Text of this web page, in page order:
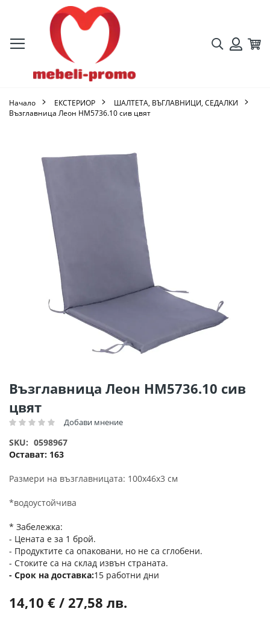
Търсене
Начало ЕКСТЕРИОР
ШАЛТЕТА, ВЪГЛАВНИЦИ, СЕДАЛКИ
Възглавница Леон HM5736.10 сив цвят
Възглавница Леон HM5736.10 сив
цвят
Рейтинг: Добави мнение
Остават: 163
SKU 0598967
Размери на възглавницата: 100х46х3 см
*водоустойчива
* Забележка:
- Цената е за 1 брой.
- Продуктите са опаковани, но не са сглобени.
- Стоките са на склад извън страната.
Срок на доставка 15 работни дни
14,10 € / 27,58 лв.
галерията
изображенията
Преминете
към
началото
на
със
снимки